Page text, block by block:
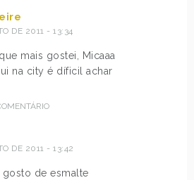
DE 2011 - 13:34
mais gostei, Micaaa
na city é díficil achar
DE 2011 - 13:42
gosto de esmalte